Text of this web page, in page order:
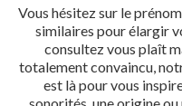
Vous hésitez sur le
similaires pour élargir
consultez vous plaît
totalement convaincu,
est là pour vous
sonorités, une origine